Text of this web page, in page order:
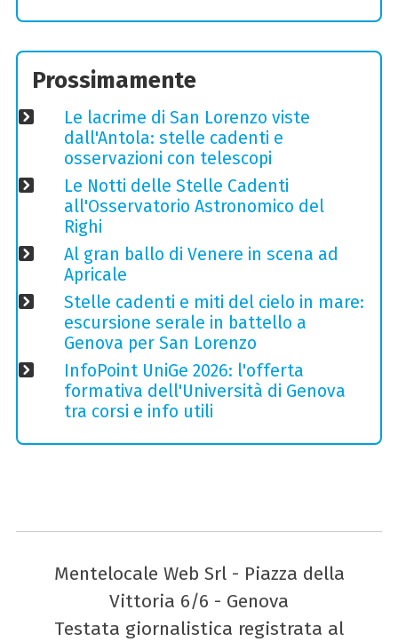
Prossimamente
Le lacrime di San Lorenzo viste
dall'Antola: stelle cadenti e
osservazioni con telescopi
Le Notti delle Stelle Cadenti
all'Osservatorio Astronomico del
Righi
Al gran ballo di Venere in scena ad
Apricale
Stelle cadenti e miti del cielo in mare:
escursione serale in battello a
Genova per San Lorenzo
InfoPoint UniGe 2026: l'offerta
formativa dell'Università di Genova
tra corsi e info utili
Mentelocale Web Srl - Piazza della
Vittoria 6/6 - Genova
Testata giornalistica registrata al